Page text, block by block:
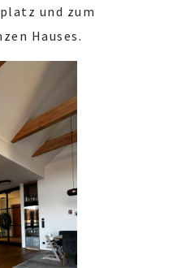
und zum
Hauses.